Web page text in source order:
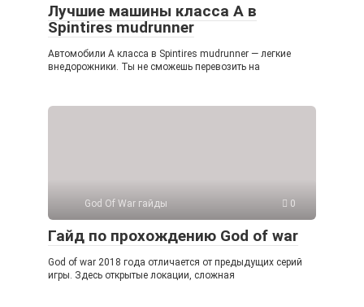
Лучшие машины класса А в
Spintires mudrunner
Автомобили А класса в Spintires mudrunner — легкие
внедорожники. Ты не сможешь перевозить на
God Of War гайды 0
Гайд по прохождению God of war
God of war 2018 года отличается от предыдущих серий
игры. Здесь открытые локации, сложная